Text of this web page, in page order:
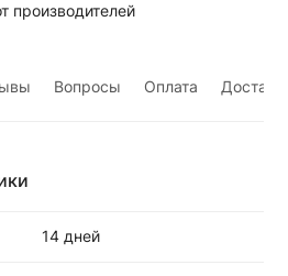
производителей
Вопросы Оплата
14 дней